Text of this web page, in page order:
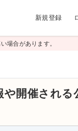
新規登録
場合があります。
開催される